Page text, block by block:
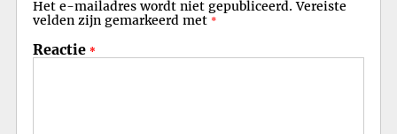
Het e-mailadres wordt niet gepubliceerd. Vereiste
velden zijn gemarkeerd met *
Reactie *